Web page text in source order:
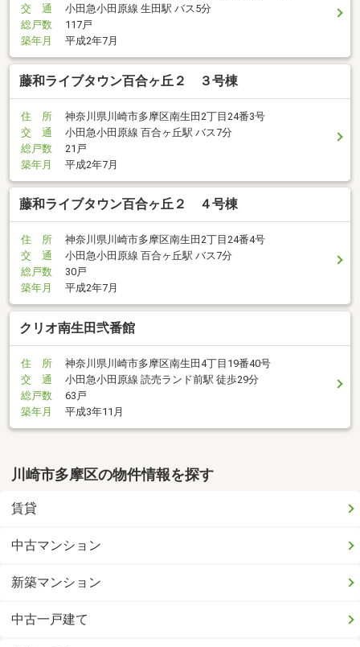
交 通
小田急小田原線 生田駅 バス5分
総戸数
117戸
築年月
平成2年7月
藤和ライブタウン百合ヶ丘２ ３号棟
住 所
神奈川県川崎市多摩区南生田2丁目24番3号
交 通
小田急小田原線 百合ヶ丘駅 バス7分
総戸数
21戸
築年月
平成2年7月
藤和ライブタウン百合ヶ丘２ ４号棟
住 所
神奈川県川崎市多摩区南生田2丁目24番4号
交 通
小田急小田原線 百合ヶ丘駅 バス7分
総戸数
30戸
築年月
平成2年7月
クリオ南生田弐番館
住 所
神奈川県川崎市多摩区南生田4丁目19番40号
交 通
小田急小田原線 読売ランド前駅 徒歩29分
総戸数
63戸
築年月
平成3年11月
川崎市多摩区の物件情報を探す
賃貸
中古マンション
新築マンション
中古一戸建て